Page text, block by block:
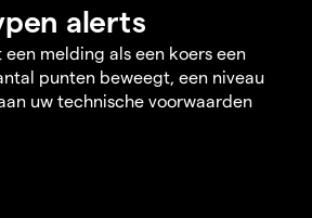
alerts
een melding als een koers een
punten beweegt, een niveau
uw technische voorwaarden